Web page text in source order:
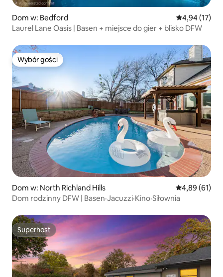
Dom w: Bedford Średnia
4,94 (17)
Laurel Lane Oasis | Basen + miejsce do gier + blisko DFW
Wybór gości
Wybór gości
Dom w: North Richland Hills Średnia
4,89 (61)
Dom rodzinny DFW | Basen·Jacuzzi·Kino·Siłownia
Superhost
Superhost